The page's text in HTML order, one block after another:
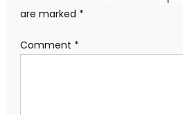
are marked *
Comment *